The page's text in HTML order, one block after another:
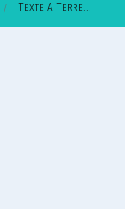
Texte A Terre...